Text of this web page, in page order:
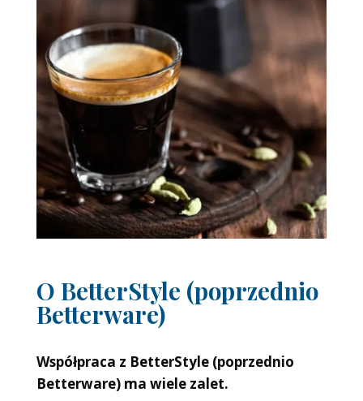
O BetterStyle (poprzednio
Betterware)
Współpraca z BetterStyle (poprzednio
Betterware) ma wiele zalet.